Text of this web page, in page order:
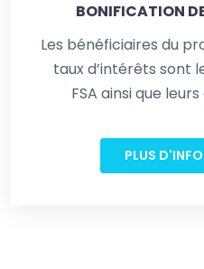
BONIFICATION
Les bénéficiaires du
taux d’intérêts sont
FSA ainsi que
PLUS